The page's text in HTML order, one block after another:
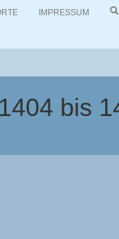
IMPRESSUM
bis